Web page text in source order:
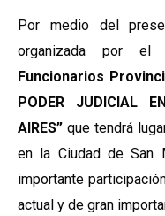
Por medio del
organizada por el
Funcionarios
PODER JUDICIAL
AIRES” que tendrá
en la Ciudad de San
importante
actual y de gran